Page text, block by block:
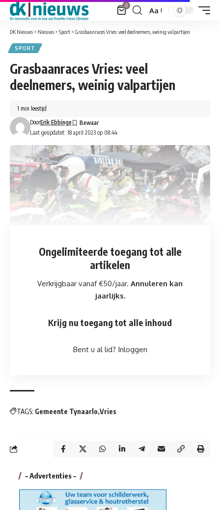
0
Font
Resizer
Aa
DK Nieuws > Nieuws > Sport > Grasbaanraces Vries: veel deelnemers, weinig valpartijen
SPORT
Grasbaanraces Vries: veel
deelnemers, weinig valpartijen
Laat geüpdatet: 18 april 2023 op 08:44
DoorErik Ebbinge
1 min leestijd
OLYMPUS DIGITAL CAMERA
Ongelimiteerde toegangtot alle
artikelen
Verkrijgbaar vanaf €50/jaar. Annuleren kan
jaarlijks.
Krijg nu toegang tot alle inhoud
Bent u al lid? Inloggen
TAGS: Gemeente Tynaarlo Vries
– Advertenties –